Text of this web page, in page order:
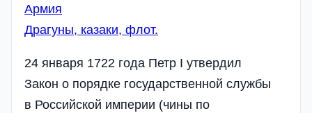
Армия
Драгуны, казаки, флот.
24 января 1722 года Петр I утвердил
Закон о порядке государственной службы
в Российской империи (чины по